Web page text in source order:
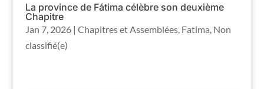
La province de Fátima célèbre son deuxième
Chapitre
Jan 7, 2026| Chapitres et Assemblées, Fatima Non
classifié(e)